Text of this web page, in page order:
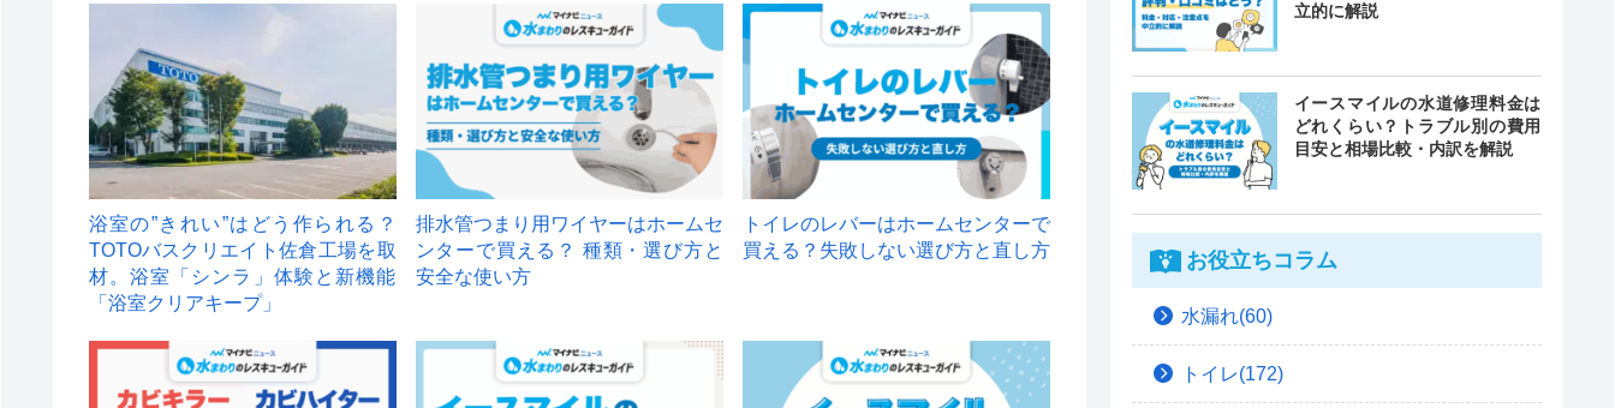
浴室の”きれい”はどう作られる？
TOTOバスクリエイト佐倉工場を取
材。浴室「シンラ」体験と新機能
「浴室クリアキープ」
排水管つまり用ワイヤーはホームセ
ンターで買える？ 種類・選び方と
安全な使い方
トイレのレバーはホームセンターで
買える？失敗しない選び方と直し方
立的に解説
イースマイルの水道修理料金は
どれくらい？トラブル別の費用
目安と相場比較・内訳を解説
お役立ちコラム
水漏れ(60)
トイレ(172)